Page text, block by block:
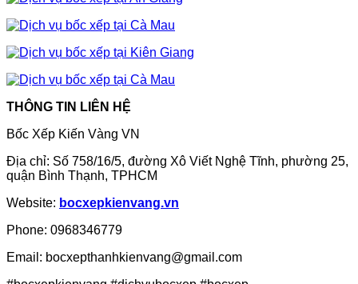
THÔNG TIN LIÊN HỆ
Bốc Xếp Kiến Vàng VN
Địa chỉ: Số 758/16/5, đường Xô Viết Nghệ Tĩnh, phường 25,
quận Bình Thạnh, TPHCM
Website: bocxepkienvang.vn
Phone: 0968346779
Email: bocxepthanhkienvang@gmail.com